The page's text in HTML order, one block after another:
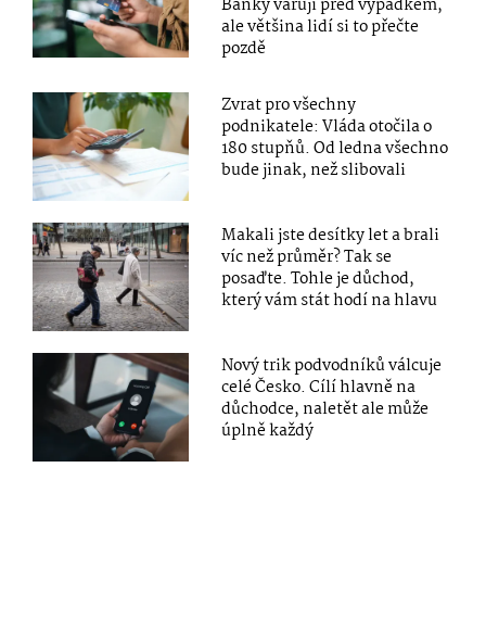
Banky varují před výpadkem,
ale většina lidí si to přečte
pozdě
Zvrat pro všechny
podnikatele: Vláda otočila o
180 stupňů. Od ledna všechno
bude jinak, než slibovali
Makali jste desítky let a brali
víc než průměr? Tak se
posaďte. Tohle je důchod,
který vám stát hodí na hlavu
Nový trik podvodníků válcuje
celé Česko. Cílí hlavně na
důchodce, naletět ale může
úplně každý